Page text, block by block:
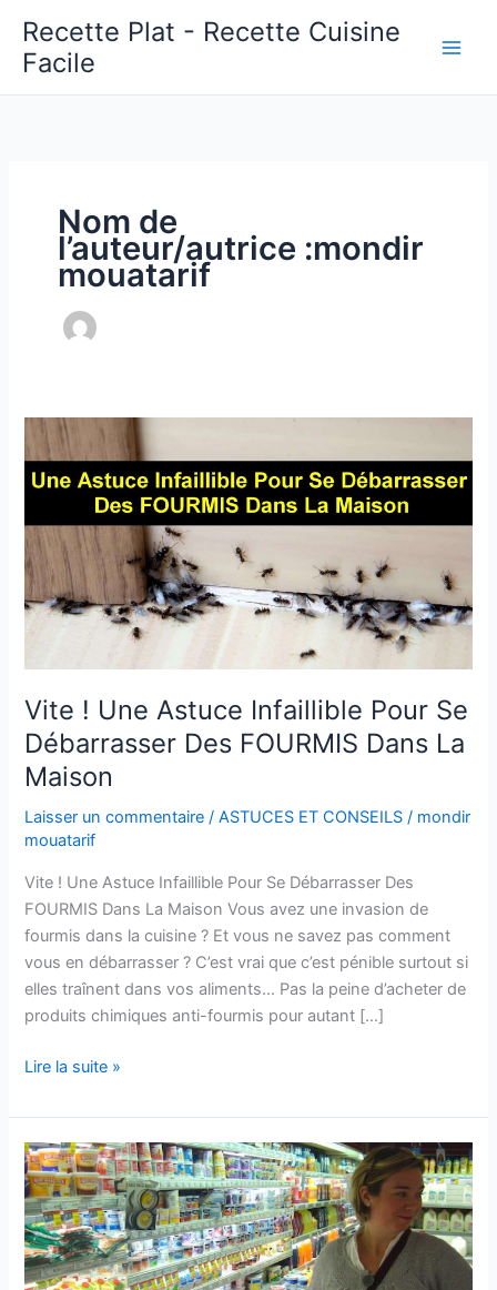
contenu
Recette Plat - Recette Cuisine
Facile
Nom de
l’auteur/autrice :mondir
mouatarif
Vite ! Une Astuce Infaillible Pour Se
Débarrasser Des FOURMIS Dans La
Maison
Laisser un commentaire /ASTUCES ET CONSEILS / mondir
mouatarif
Vite ! Une Astuce Infaillible Pour Se Débarrasser Des
FOURMIS Dans La Maison Vous avez une invasion de
fourmis dans la cuisine ? Et vous ne savez pas comment
vous en débarrasser ? C’est vrai que c’est pénible surtout si
elles traînent dans vos aliments… Pas la peine d’acheter de
produits chimiques anti-fourmis pour autant […]
Vite
Une
Astuce
Infaillible
Pour
Se
Débarrasser
Des
Lire la suite »